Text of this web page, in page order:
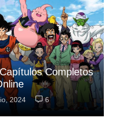
Completos
2024 6